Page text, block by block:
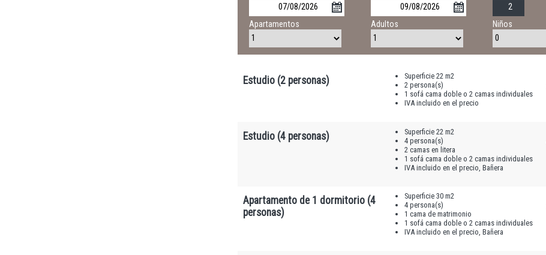
Apartamentos Adultos Niños
Estudio (2 personas)
Superficie 22 m2
2 persona(s)
1 sofá cama doble o 2 camas individuales
IVA incluido en el precio
Estudio (4 personas)
Superficie 22 m2
4 persona(s)
2 camas en litera
1 sofá cama doble o 2 camas individuales
IVA incluido en el precio, Bañera
Apartamento de 1 dormitorio (4
personas)
Superficie 30 m2
4 persona(s)
1 cama de matrimonio
1 sofá cama doble o 2 camas individuales
IVA incluido en el precio, Bañera